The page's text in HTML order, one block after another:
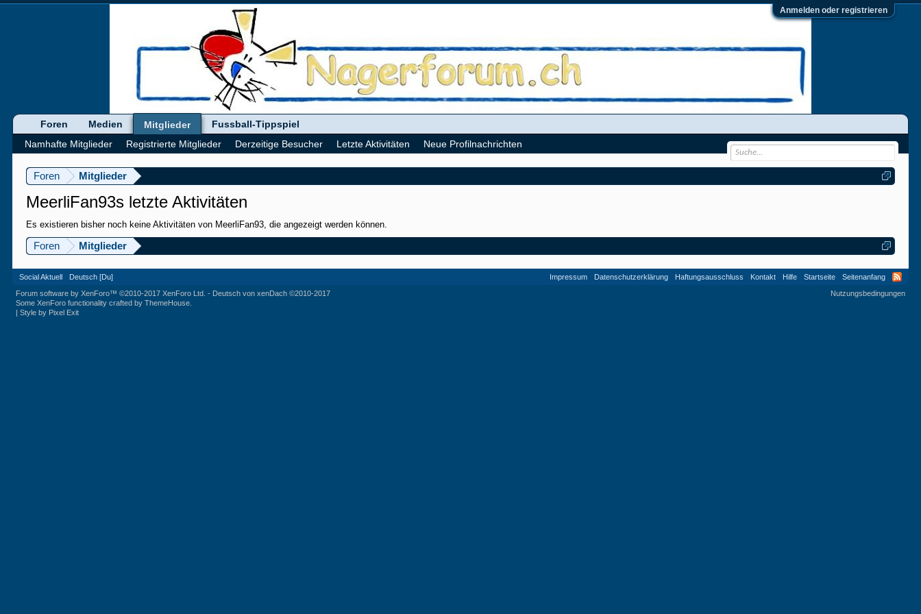
Anmelden oder registrieren
Foren Mitglieder
MeerliFan93s letzte Aktivitäten
Es existieren bisher noch keine Aktivitäten von MeerliFan93, die angezeigt werden können.
Foren Mitglieder
Foren Medien
Mitglieder
Namhafte Mitglieder
Registrierte Mitglieder Derzeitige Besucher Letzte Aktivitäten Neue Profilnachrichten
Fussball-Tippspiel
Social Aktuell Deutsch [Du] Impressum Datenschutzerklärung Haftungsausschluss Kontakt Hilfe Startseite
Seitenanfang
Nutzungsbedingungen
Forum software by XenForo™©2010-2017 XenForo Ltd. - Deutsch von xenDach©2010-2017
Some XenForo functionality crafted byThemeHouse
|Style by Pixel Exit